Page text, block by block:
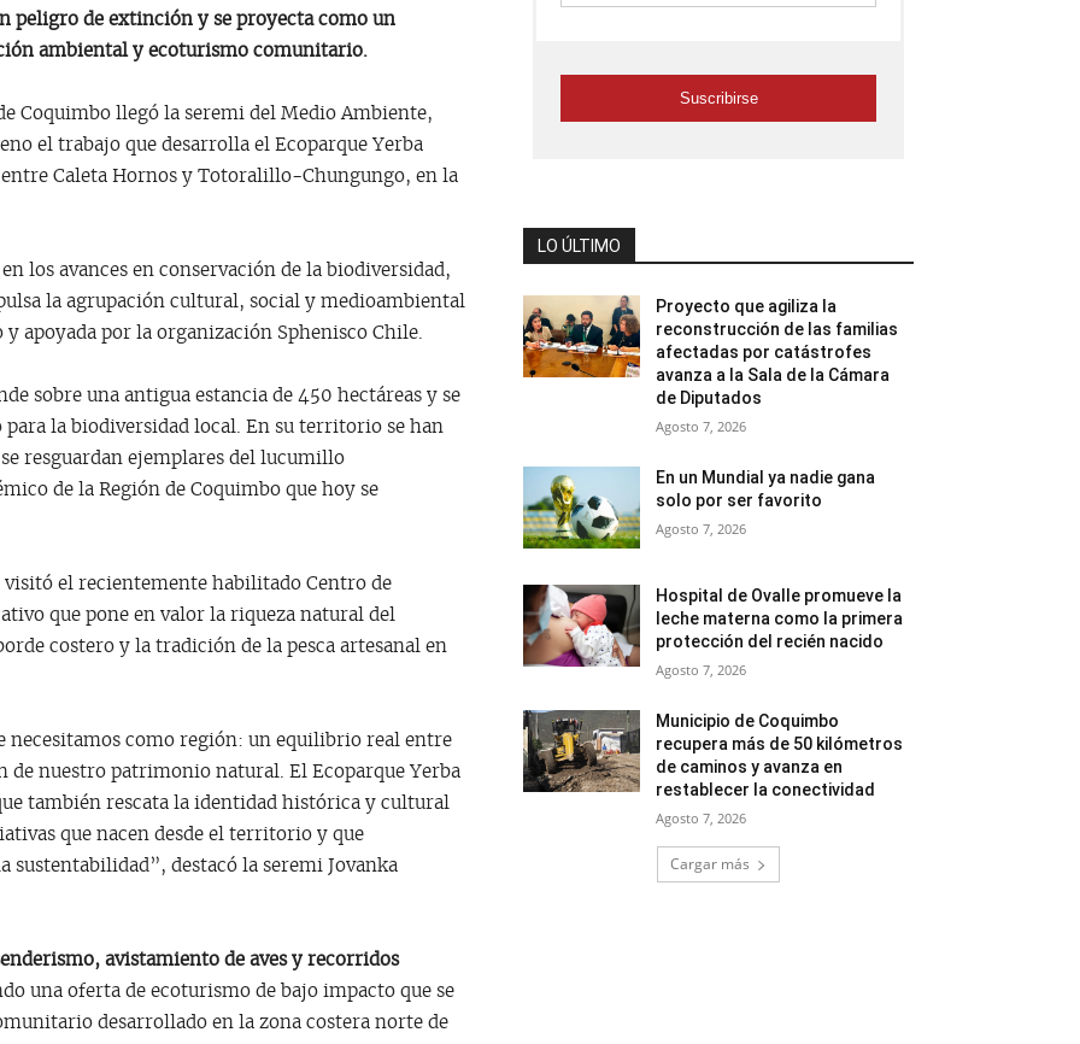
peligro de extinción y se proyecta como un
ambiental y ecoturismo comunitario.
Coquimbo llegó la seremi del Medio Ambiente,
el trabajo que desarrolla el Ecoparque Yerba
Caleta Hornos y Totoralillo-Chungungo, en la
los avances en conservación de la biodiversidad,
la agrupación cultural, social y medioambiental
apoyada por la organización Sphenisco Chile.
sobre una antigua estancia de 450 hectáreas y se
la biodiversidad local. En su territorio se han
resguardan ejemplares del lucumillo
de la Región de Coquimbo que hoy se
el recientemente habilitado Centro de
que pone en valor la riqueza natural del
costero y la tradición de la pesca artesanal en
necesitamos como región: un equilibrio real entre
nuestro patrimonio natural. El Ecoparque Yerba
también rescata la identidad histórica y cultural
que nacen desde el territorio y que
destacó la seremi Jovanka
avistamiento de aves y recorridos
una oferta de ecoturismo de bajo impacto que se
desarrollado en la zona costera norte de
LO ÚLTIMO
Proyecto que agiliza la
reconstrucción de las familias
afectadas por catástrofes
avanza a la Sala de la Cámara
de Diputados
Agosto 7, 2026
En un Mundial ya nadie gana
solo por ser favorito
Agosto 7, 2026
Hospital de Ovalle promueve la
leche materna como la primera
protección del recién nacido
Agosto 7, 2026
Municipio de Coquimbo
recupera más de 50 kilómetros
de caminos y avanza en
restablecer la conectividad
Agosto 7, 2026
Cargar más